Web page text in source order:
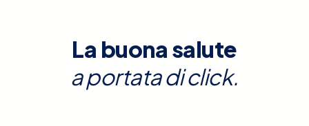
La buona salute
a portata di click.